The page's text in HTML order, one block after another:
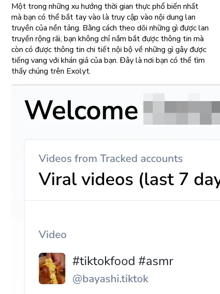
Một trong những xu hướng thời gian thực phổ biến nhất
mà bạn có thể bắt tay vào là truy cập vào nội dung lan
truyền của nền tảng. Bằng cách theo dõi những gì được lan
truyền rộng rãi, bạn không chỉ nắm bắt được thông tin mà
còn có được thông tin chi tiết nội bộ về những gì gây được
tiếng vang với khán giả của bạn. Đây là nơi bạn có thể tìm
thấy chúng trên Exolyt.